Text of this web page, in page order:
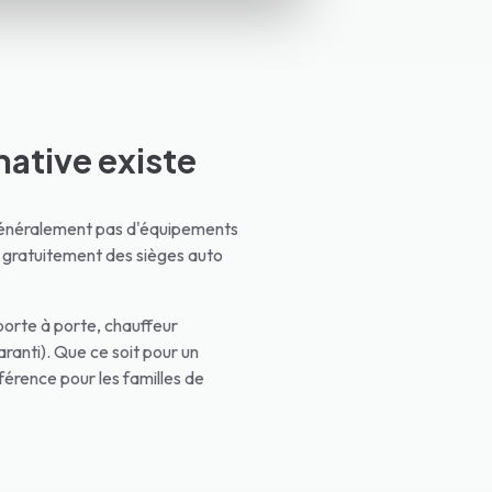
existe
pas d'équipements
des sièges auto
à porte, chauffeur
Que ce soit pour un
pour les familles de